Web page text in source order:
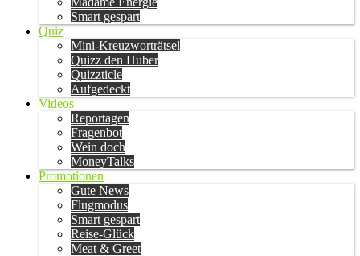
Smart gespart
Quiz
Mini-Kreuzworträtsel
Quizz den Huber
Quizzticle
Aufgedeckt
Videos
Reportagen
Fragenbot
Wein doch
MoneyTalks
Promotionen
Gute News
Flugmodus
Smart gespart
Reise-Glück
Meat & Greet